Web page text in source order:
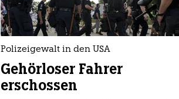
Polizeigewalt in den USA
Gehörloser Fahrer
erschossen